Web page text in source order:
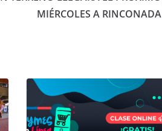
MIÉRCOLES A RINCONADA